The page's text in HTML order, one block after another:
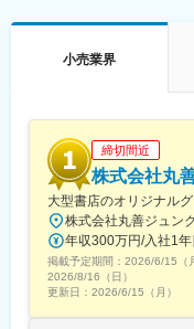
■組織構成：
1店舗あたり店長1
重視し相談しやす
営しています。よ
提案が出し易い環
意されています。
んなの思いが形と
皆が責任感と目標
っています。
変更の範囲：会社
小売業界
締切間近
株式会社丸
大型書店のオリジナル
掲載予定期間： 2026/6/15（
2026/8/16（日）
更新日： 2026/6/15（月）